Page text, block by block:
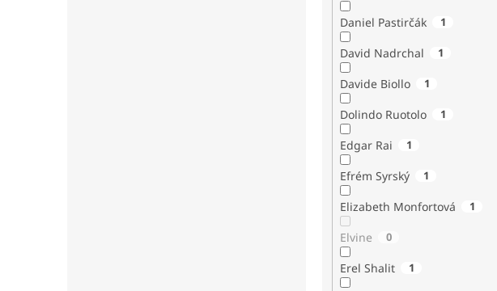
Daniel Pastirčák 1
David Nadrchal 1
Davide Biollo 1
Dolindo Ruotolo 1
Edgar Rai 1
Efrém Syrský 1
Elizabeth Monfortová 1
Elvine 0
Erel Shalit 1